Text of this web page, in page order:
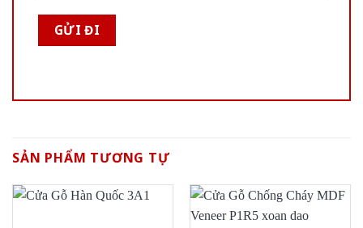
SẢN PHẨM TƯƠNG TỰ